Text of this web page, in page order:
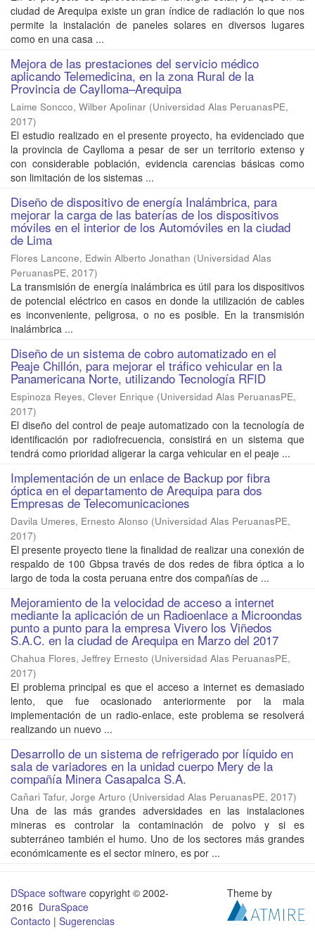
ciudad de Arequipa existe un gran índice de radiación lo que nos
permite la instalación de paneles solares en diversos lugares
como en una casa ...
Mejora de las prestaciones del servicio médico
aplicando Telemedicina, en la zona Rural de la
Provincia de Caylloma–Arequipa
Laime Soncco, Wilber Apolinar (Universidad Alas PeruanasPE,
2017)
El estudio realizado en el presente proyecto, ha evidenciado que
la provincia de Caylloma a pesar de ser un territorio extenso y
con considerable población, evidencia carencias básicas como
son limitación de los sistemas ...
Diseño de dispositivo de energía Inalámbrica, para
mejorar la carga de las baterías de los dispositivos
móviles en el interior de los Automóviles en la ciudad
de Lima
Flores Lancone, Edwin Alberto Jonathan (Universidad Alas
PeruanasPE, 2017)
La transmisión de energía inalámbrica es útil para los dispositivos
de potencial eléctrico en casos en donde la utilización de cables
es inconveniente, peligrosa, o no es posible. En la transmisión
inalámbrica ...
Diseño de un sistema de cobro automatizado en el
Peaje Chillón, para mejorar el tráfico vehicular en la
Panamericana Norte, utilizando Tecnología RFID
Espinoza Reyes, Clever Enrique (Universidad Alas PeruanasPE,
2017)
El diseño del control de peaje automatizado con la tecnología de
identificación por radiofrecuencia, consistirá en un sistema que
tendrá como prioridad aligerar la carga vehicular en el peaje ...
Implementación de un enlace de Backup por fibra
óptica en el departamento de Arequipa para dos
Empresas de Telecomunicaciones
Davila Umeres, Ernesto Alonso (Universidad Alas PeruanasPE,
2017)
El presente proyecto tiene la finalidad de realizar una conexión de
respaldo de 100 Gbpsa través de dos redes de fibra óptica a lo
largo de toda la costa peruana entre dos compañías de ...
Mejoramiento de la velocidad de acceso a internet
mediante la aplicación de un Radioenlace a Microondas
punto a punto para la empresa Vivero los Viñedos
S.A.C. en la ciudad de Arequipa en Marzo del 2017
Chahua Flores, Jeffrey Ernesto (Universidad Alas PeruanasPE,
2017)
El problema principal es que el acceso a internet es demasiado
lento, que fue ocasionado anteriormente por la mala
implementación de un radio-enlace, este problema se resolverá
realizando un nuevo ...
Desarrollo de un sistema de refrigerado por líquido en
sala de variadores en la unidad cuerpo Mery de la
compañía Minera Casapalca S.A.
Cañari Tafur, Jorge Arturo (Universidad Alas PeruanasPE, 2017)
Una de las más grandes adversidades en las instalaciones
mineras es controlar la contaminación de polvo y si es
subterráneo también el humo. Uno de los sectores más grandes
económicamente es el sector minero, es por ...
DSpace software copyright © 2002-
2016 DuraSpace
Contacto | Sugerencias
Theme by